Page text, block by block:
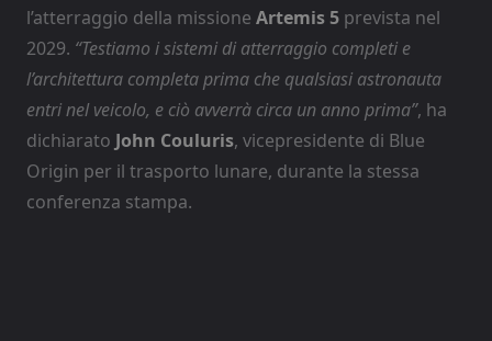
l’atterraggio della missione Artemis 5 prevista nel
2029. “Testiamo i sistemi di atterraggio completi e
l’architettura completa prima che qualsiasi astronauta
entri nel veicolo, e ciò avverrà circa un anno prima”, ha
dichiarato John Couluris, vicepresidente di Blue
Origin per il trasporto lunare, durante la stessa
conferenza stampa.